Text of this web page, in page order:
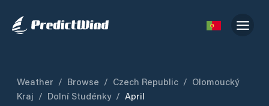
Weather / Browse / Czech Republic / Olomoucký
Kraj / Dolní Studénky / April